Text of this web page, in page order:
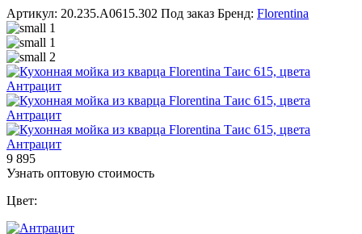
Артикул: 20.235.A0615.302 Под заказ Бренд: Florentina
9 895
Узнать оптовую стоимость
Цвет: